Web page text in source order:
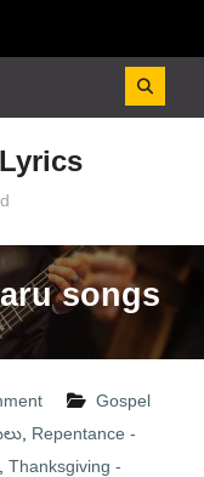
songs
Gospel
, Repentance -
Thanksgiving -